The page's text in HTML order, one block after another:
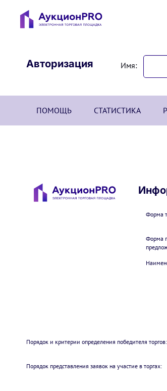
Авторизация Имя:
ПОМОЩЬ СТАТИСТИКА
Форма
Форма
Порядок и критерии определения победителя торгов:
Порядок представления заявок на участие в торгах: